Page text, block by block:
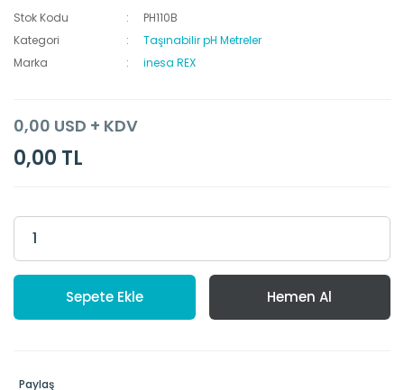
Stok Kodu
PH110B
Kategori
Taşınabilir pH Metreler
Marka
inesa REX
0,00 USD + KDV
0,00 TL
Sepete Ekle Hemen Al
Paylaş